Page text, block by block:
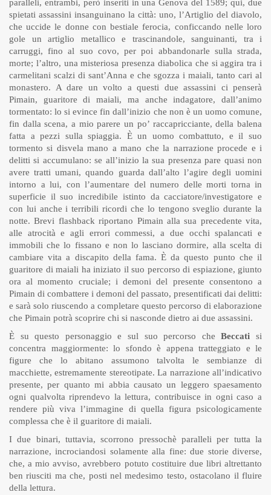
paralleli, entrambi, però inseriti in una Genova del 1589; qui, due
spietati assassini insanguinano la città: uno, l’Artiglio del diavolo,
che uccide le donne con bestiale ferocia, conficcando nelle loro
gole un artiglio metallico e trascinandole, sanguinanti, tra i
carruggi, fino al suo covo, per poi abbandonarle sulla strada,
morte; l’altro, una misteriosa presenza diabolica che si aggira tra i
carmelitani scalzi di sant’Anna e che sgozza i maiali, tanto cari al
monastero. A dare un volto a questi due assassini ci penserà
Pimain, guaritore di maiali, ma anche indagatore, dall’animo
tormentato: lo si evince fin dall’inizio che non è un uomo comune,
fin dalla scena, a mio parere un po’ raccapricciante, della balena
fatta a pezzi sulla spiaggia. È un uomo combattuto, e il suo
tormento si disvela mano a mano che la narrazione procede e i
delitti si accumulano: se all’inizio la sua presenza pare quasi non
avere tratti umani, quando guarda dall’alto l’agire degli uomini
intorno a lui, con l’aumentare del numero delle morti torna in
superficie il suo incredibile istinto da cacciatore/investigatore e
con lui anche i terribili ricordi che lo tengono sveglio durante la
notte. Brevi flashback riportano Pimain alla sua precedente vita,
alle atrocità e agli errori commessi, a due occhi spalancati e
immobili che lo fissano e non lo lasciano dormire, alla scelta di
cambiare vita a discapito della fama. È da questo punto che il
guaritore di maiali ha iniziato il suo percorso di espiazione, giunto
ora al momento cruciale; i demoni del presente consentono a
Pimain di combattere i demoni del passato, presentificati dai delitti:
e sarà solo riuscendo a completare questo percorso di elaborazione
che Pimain potrà scoprire chi si nasconde dietro ai due assassini.
È su questo personaggio e sul suo percorso cheBeccati si
concentra maggiormente: lo sfondo è appena tratteggiato e le
figure che lo abitano assumono talvolta le sembianze di
macchiette, estremamente stereotipate. La narrazione all’indicativo
presente, per quanto mi abbia causato un leggero spaesamento
ogni qualvolta riprendevo la lettura, contribuisce in ogni caso a
rendere più viva l’immagine di quella figura psicologicamente
complessa che è il guaritore di maiali.
I due binari, tuttavia, scorrono pressochè paralleli per tutta la
narrazione, incrociandosi solamente alla fine: due storie diverse,
che, a mio avviso, avrebbero potuto costituire due libri altrettanto
ben riusciti ma che, posti nel medesimo testo, ostacolano il fluire
della lettura.